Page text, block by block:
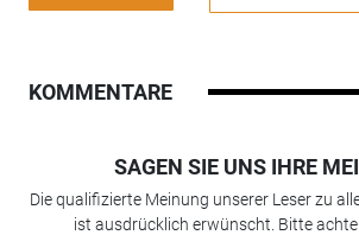
KOMMENTARE
SAGEN SIE UNS IHRE
Die qualifizierte Meinung unserer Leser zu
ist ausdrücklich erwünscht. Bitte